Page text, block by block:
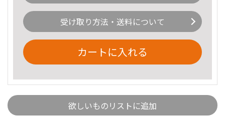
受け取り方法・送料について
カートに入れる
欲しいものリストに追加